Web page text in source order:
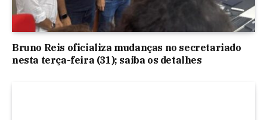
Bruno Reis oficializa mudanças no secretariado
nesta terça-feira (31); saiba os detalhes